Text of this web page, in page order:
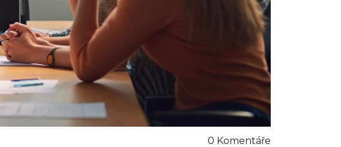
0 Komentáře